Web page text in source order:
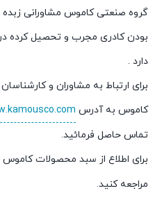
گروه صنعتی کاموس مشاورانی زبده
بودن کادری مجرب و تحصیل کرده در
دارد .
برای ارتباط به مشاوران و
کاموس به آدرس
تماس حاصل فرمائید.
برای اطلاع از سبد محصولات
مراجعه کنید.